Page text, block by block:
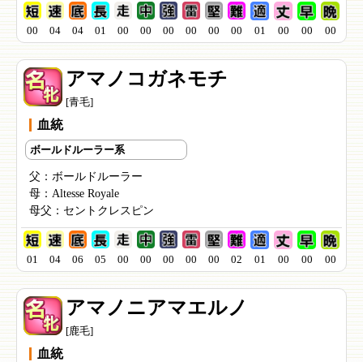
00 04 04 01 00 00 00 00 00 00 01 00 00 00
アマノコガネモチ
[青毛]
血統
ボールドルーラー系
父： ボールドルーラー
母： Altesse Royale
母父： セントクレスピン
01 04 06 05 00 00 00 00 00 02 01 00 00 00
アマノニアマエルノ
[鹿毛]
血統